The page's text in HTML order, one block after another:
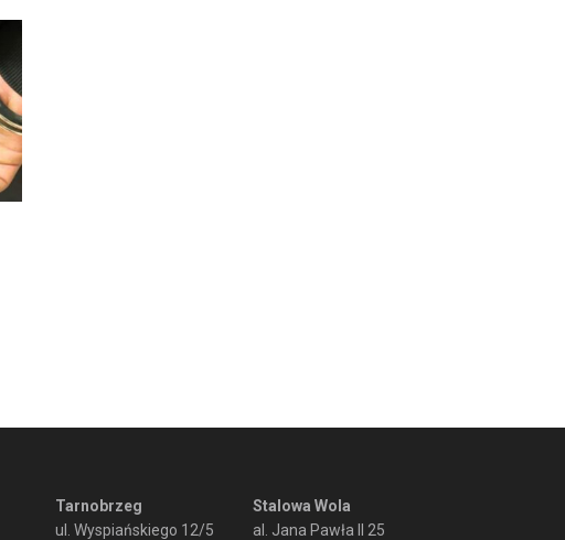
Tarnobrzeg
ul. Wyspiańskiego 12/5
Stalowa Wola
al. Jana Pawła II 25